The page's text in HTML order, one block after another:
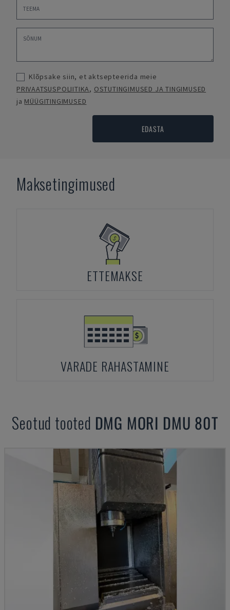
Klõpsake siin, et aktsepteerida meie
PRIVAATSUSPOLIITIKA, OSTUTINGIMUSED JA TINGIMUSED
ja MÜÜGITINGIMUSED
EDASTA
Maksetingimused
ETTEMAKSE
VARADE RAHASTAMINE
Seotud tooted DMG MORI DMU 80T